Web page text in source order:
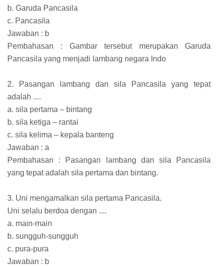
b. Garuda Pancasila
c. Pancasila
Jawaban : b
Pembahasan : Gambar tersebut merupakan Garuda
Pancasila yang menjadi lambang negara Indo
2. Pasangan lambang dan sila Pancasila yang tepat
adalah ....
a. sila pertama – bintang
b. sila ketiga – rantai
c. sila kelima – kepala banteng
Jawaban : a
Pembahasan : Pasangan lambang dan sila Pancasila
yang tepat adalah sila pertama dan bintang.
3. Uni mengamalkan sila pertama Pancasila.
Uni selalu berdoa dengan ....
a. main-main
b. sungguh-sungguh
c. pura-pura
Jawaban : b